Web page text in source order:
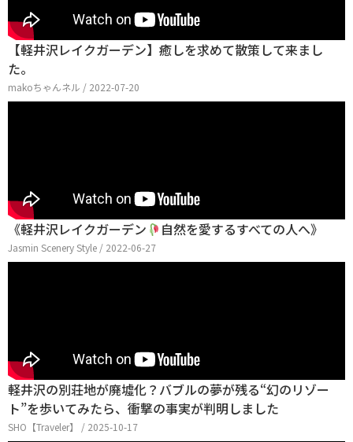
【軽井沢レイクガーデン】癒しを求めて散策して来まし
た。
makoちゃんネル / 2022-07-20
《軽井沢レイクガーデン 自然を愛するすべての人へ》
Jasmin Scenery Style / 2022-06-27
軽井沢の別荘地が廃墟化？バブルの夢が残る“幻のリゾー
ト”を歩いてみたら、衝撃の事実が判明しました
SHO【Traveler】 / 2025-10-17